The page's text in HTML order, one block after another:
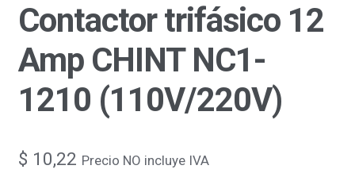
Contactor trifásico 12
Amp CHINT NC1-
1210 (110V/220V)
$ 10,22 Precio NO incluye IVA